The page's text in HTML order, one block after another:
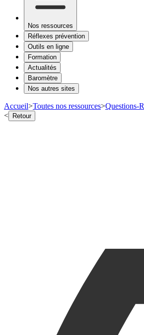
Nos ressources
Réflexes prévention
Outils en ligne
Formation
Actualités
Baromètre
Nos autres sites
Accueil>Toutes nos ressources>Questions-
< Retour